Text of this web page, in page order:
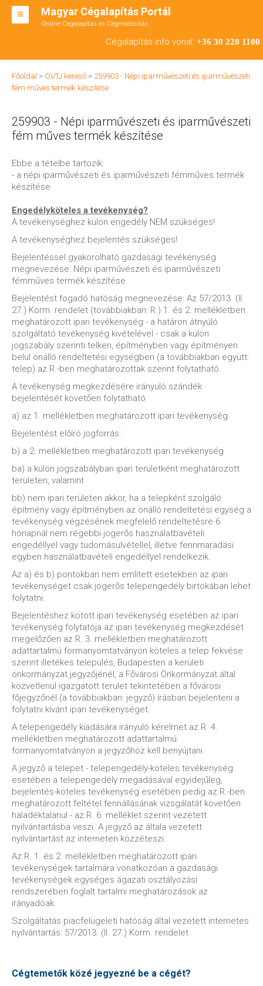
Magyar Cégalapítás Portál
Online Cégalapítás és Cégmódosítás
Cégalapítás info vonal: +36 30 220 1100
BT ALAPÍTÁS
RT ALAPÍTÁS
ÁTALAKULÁS
ENGEDÉLYKÖTELES
Főoldal > ÖVTJ kereső > 259903 - Népi iparművészeti és iparművészeti
fém műves termék készítése
259903 - Népi iparművészeti és iparművészeti
fém műves termék készítése
Ebbe a tételbe tartozik:
- a népi iparművészeti és iparművészeti fémműves termék
készítése
Engedélyköteles a tevékenység?
A tevékenységhez külön engedély NEM szükséges!
A tevékenységhez bejelentés szükséges!
Bejelentéssel gyakorolható gazdasági tevékenység
megnevezése: Népi iparművészeti és iparművészeti
fémműves termék készítése
Bejelentést fogadó hatóság megnevezése: Az 57/2013. (II.
27.) Korm. rendelet (továbbiakban: R.) 1. és 2. mellékletben
meghatározott ipari tevékenység - a határon átnyúló
szolgáltató tevékenység kivételével - csak a külön
jogszabály szerinti telken, építményben vagy építményen
belül önálló rendeltetési egységben (a továbbiakban együtt:
telep) az R.-ben meghatározottak szerint folytatható.
A tevékenység megkezdésére irányuló szándék
bejelentését követően folytatható
a) az 1. mellékletben meghatározott ipari tevékenység
Bejelentést előíró jogforrás:
b) a 2. mellékletben meghatározott ipari tevékenység
ba) a külön jogszabályban ipari területként meghatározott
területen, valamint
bb) nem ipari területen akkor, ha a telepként szolgáló
építmény vagy építményben az önálló rendeltetési egység a
tevékenység végzésének megfelelő rendeltetésre 6
hónapnál nem régebbi jogerős használatbavételi
engedéllyel vagy tudomásulvétellel, illetve fennmaradási
egyben használatbavételi engedéllyel rendelkezik.
Az a) és b) pontokban nem említett esetekben az ipari
tevékenységet csak jogerős telepengedély birtokában lehet
folytatni.
Bejelentéshez kötött ipari tevékenység esetében az ipari
tevékenység folytatója az ipari tevékenység megkezdését
megelőzően az R. 3. mellékletben meghatározott
adattartalmú formanyomtatványon köteles a telep fekvése
szerint illetékes település, Budapesten a kerületi
önkormányzat jegyzőjénél, a Fővárosi Önkormányzat által
közvetlenül igazgatott terület tekintetében a fővárosi
főjegyzőnél (a továbbiakban: jegyző) írásban bejelenteni a
folytatni kívánt ipari tevékenységet.
A telepengedély kiadására irányuló kérelmet az R. 4.
mellékletben meghatározott adattartalmú
formanyomtatványon a jegyzőhöz kell benyújtani.
A jegyző a telepet - telepengedély-köteles tevékenység
esetében a telepengedély megadásával egyidejűleg,
bejelentés-köteles tevékenység esetében pedig az R.-ben
meghatározott feltétel fennállásának vizsgálatát követően
haladéktalanul - az R. 6. melléklet szerint vezetett
nyilvántartásba veszi. A jegyző az általa vezetett
nyilvántartást az interneten közzéteszi.
Az R. 1. és 2. mellékletben meghatározott ipari
tevékenységek tartalmára vonatkozóan a gazdasági
tevékenységek egységes ágazati osztályozási
rendszerében foglalt tartalmi meghatározások az
irányadóak.
Szolgáltatás piacfelügeleti hatóság által vezetett internetes
nyilvántartás: 57/2013. (II. 27.) Korm. rendelet
Cégtemetők közé jegyezné be a cégét?